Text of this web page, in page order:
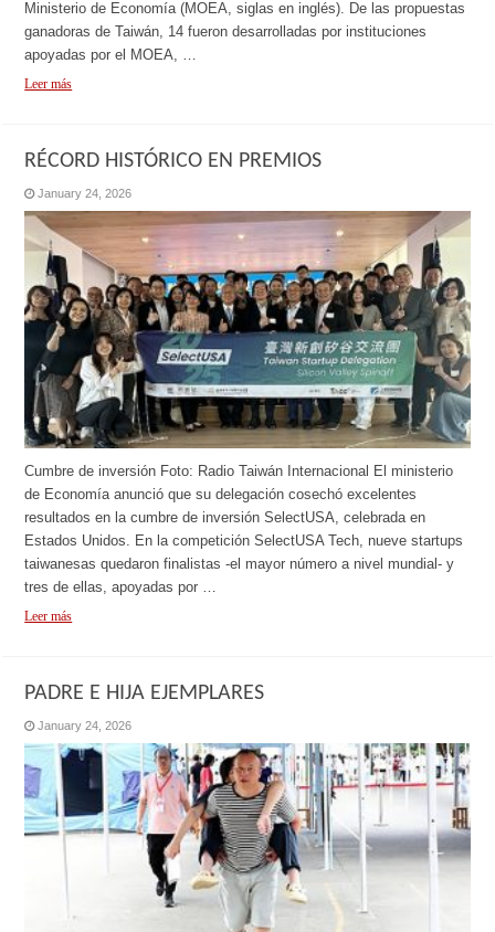
Ministerio de Economía (MOEA, siglas en inglés). De las propuestas
ganadoras de Taiwán, 14 fueron desarrolladas por instituciones
apoyadas por el MOEA, …
Leer más
RÉCORD HISTÓRICO EN PREMIOS
January 24, 2026
Cumbre de inversión Foto: Radio Taiwán Internacional El ministerio
de Economía anunció que su delegación cosechó excelentes
resultados en la cumbre de inversión SelectUSA, celebrada en
Estados Unidos. En la competición SelectUSA Tech, nueve startups
taiwanesas quedaron finalistas -el mayor número a nivel mundial- y
tres de ellas, apoyadas por …
Leer más
PADRE E HIJA EJEMPLARES
January 24, 2026